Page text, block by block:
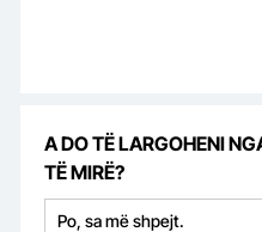
A DO TË LARGOHENI
TË MIRË?
Po, sa më shpejt.